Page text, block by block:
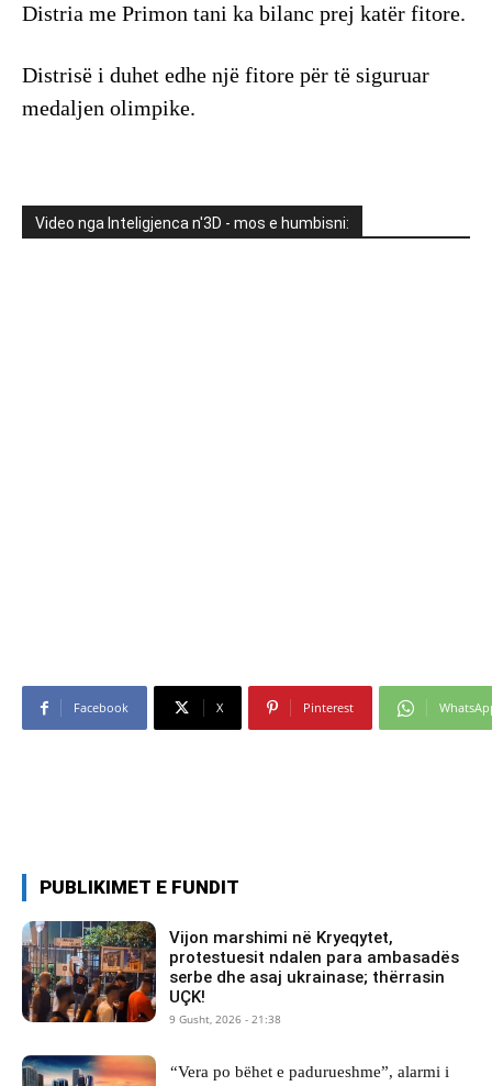
Distria me Primon tani ka bilanc prej katër fitore.
Distrisë i duhet edhe një fitore për të siguruar
medaljen olimpike.
Video nga Inteligjenca n'3D - mos e humbisni:
Facebook X Pinterest
PUBLIKIMET E FUNDIT
Vijon marshimi në Kryeqytet,
protestuesit ndalen para ambasadës
serbe dhe asaj ukrainase; thërrasin
UÇK!
9 Gusht, 2026 - 21:38
“Vera po bëhet e padurueshme”, alarmi i